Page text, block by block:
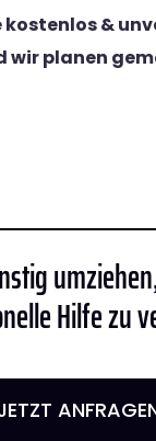
kostenlos &
wir planen
Hilfe zu